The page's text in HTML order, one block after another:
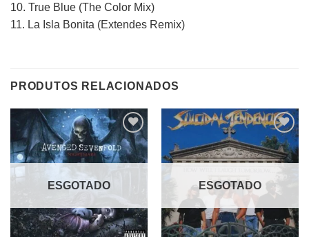
10. True Blue (The Color Mix)
11. La Isla Bonita (Extendes Remix)
PRODUTOS RELACIONADOS
Adicionar
a lista de
desejos
ESGOTADO
Adicionar
a lista de
desejos
ESGOTADO